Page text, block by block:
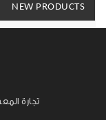
NEW PRODUCTS
تجارة